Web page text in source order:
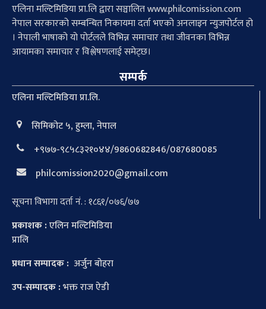
एलिना मल्टिमिडिया प्रा.लि द्वारा सञ्चालित www.philcomission.com
नेपाल सरकारको सम्बन्धित निकायमा दर्ता भएको अनलाइन न्युजपोर्टल हो
। नेपाली भाषाको यो पोर्टलले विभिन्न समाचार तथा जीवनका विभिन्न
आयामका समाचार र विश्लेषणलाई समेट्छ।
सम्पर्क
एलिना मल्टिमिडिया प्रा.लि.
सिमिकोट ५, हुम्ला, नेपाल
+९७७-९८५८३२१०४४/9860682846/087680085
philcomission2020@gmail.com
सूचना विभागा दर्ता नं. : १८६१/०७६/७७
प्रकाशक :एलिन मल्टिमिडिया
प्रालि
प्रधान सम्पादक : अर्जुन बोहरा
उप-सम्पादक :भक्त राज ऐडी